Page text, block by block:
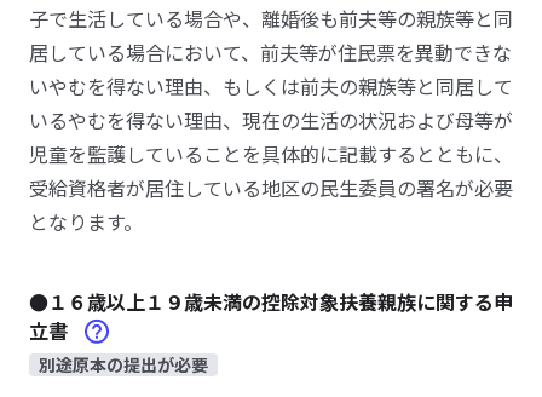
子で生活している場合や、離婚後も前夫等の親族等と同
居している場合において、前夫等が住民票を異動できな
いやむを得ない理由、もしくは前夫の親族等と同居して
いるやむを得ない理由、現在の生活の状況および母等が
児童を監護していることを具体的に記載するとともに、
受給資格者が居住している地区の民生委員の署名が必要
となります。
●１６歳以上１９歳未満の控除対象扶養親族に関する申
立書
別途原本の提出が必要